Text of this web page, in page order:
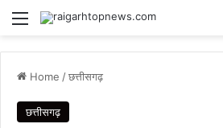
Menu
Home /छत्तीसगढ़
छत्तीसगढ़